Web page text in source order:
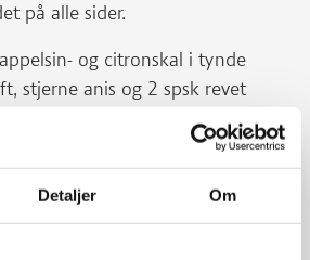
Detaljer Om
på alle sider.
og citronskal i tynde
stjerne anis og 2 spsk revet
ned til svag varme og steg ca.
2-4 gange under
stegetermometer skal